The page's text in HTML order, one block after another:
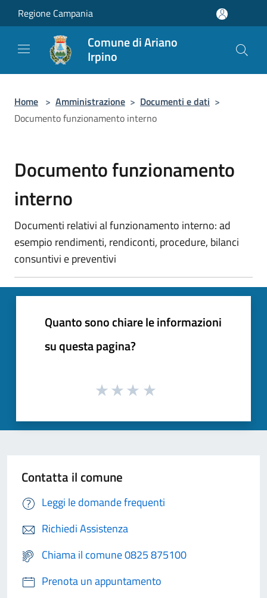
Salta al contenuto principale
Regione Campania
Comune di Ariano
Irpino
Home > Amministrazione > Documenti e dati >
Documento funzionamento interno
Documento funzionamento
interno
Documenti relativi al funzionamento interno: ad
esempio rendimenti, rendiconti, procedure, bilanci
consuntivi e preventivi
Quanto sono chiare le informazioni
su questa pagina?
Contatta il comune
Leggi le domande frequenti
Richiedi Assistenza
Chiama il comune 0825 875100
Prenota un appuntamento